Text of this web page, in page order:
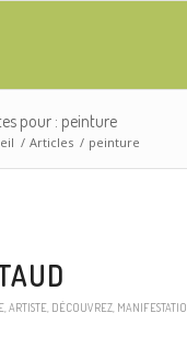
pour : peinture
/ Articles / peinture
, ARTISTE, DÉCOUVREZ,